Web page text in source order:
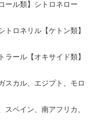
ル類】シトロネロー
リル【ケトン類】
【オキサイド類】
カル、エジプト、モロ
ン、南アフリカ、